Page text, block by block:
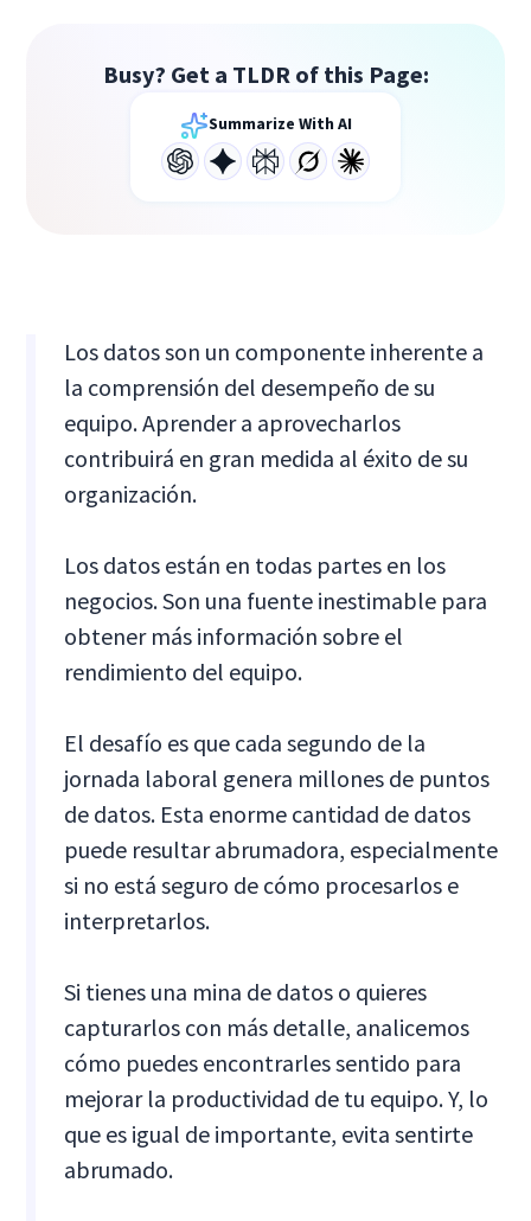
Busy? Get a TLDR of this Page:
Summarize With AI
Los datos son un componente inherente a
la comprensión del desempeño de su
equipo. Aprender a aprovecharlos
contribuirá en gran medida al éxito de su
organización.
Los datos están en todas partes en los
negocios. Son una fuente inestimable para
obtener más información sobre el
rendimiento del equipo.
El desafío es que cada segundo de la
jornada laboral genera millones de puntos
de datos. Esta enorme cantidad de datos
puede resultar abrumadora, especialmente
si no está seguro de cómo procesarlos e
interpretarlos.
Si tienes una mina de datos o quieres
capturarlos con más detalle, analicemos
cómo puedes encontrarles sentido para
mejorar la productividad de tu equipo. Y, lo
que es igual de importante, evita sentirte
abrumado.